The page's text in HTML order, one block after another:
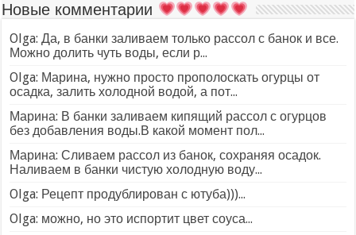
Новые комментарии
Olga: Да, в банки заливаем только рассол с банок и все.
Можно долить чуть воды, если р...
Olga: Марина, нужно просто прополоскать огурцы от
осадка, залить холодной водой, а пот...
Марина: В банки заливаем кипящий рассол с огурцов
без добавления воды.В какой момент пол...
Марина: Сливаем рассол из банок, сохраняя осадок.
Наливаем в банки чистую холодную воду...
Olga: Рецепт продублирован с ютуба)))...
Olga: можно, но это испортит цвет соуса...